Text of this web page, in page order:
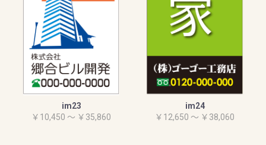
im23
￥10,450 ～ ￥35,860
im24
￥12,650 ～ ￥38,060